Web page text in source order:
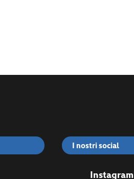
I nostri social
Instagram